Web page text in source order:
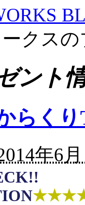
クス
ント
からく
年6